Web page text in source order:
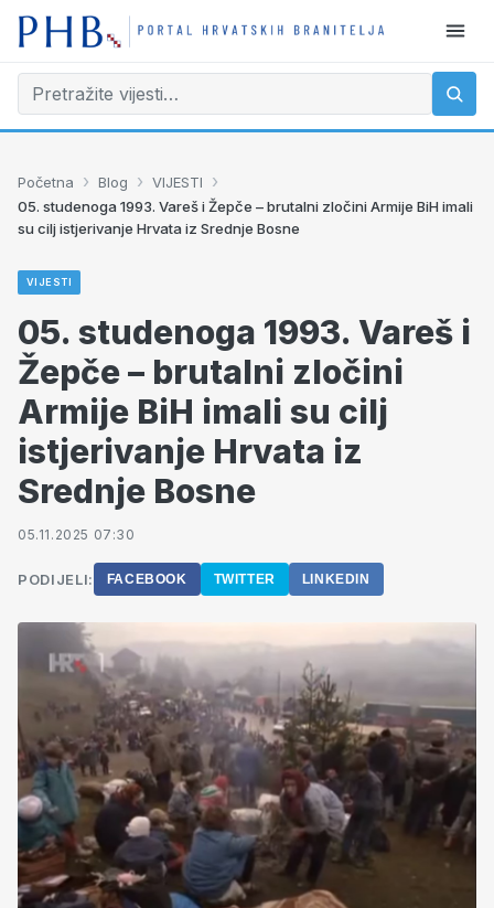
Početna › Blog › VIJESTI ›
05. studenoga 1993. Vareš i Žepče – brutalni zločini Armije BiH imali
su cilj istjerivanje Hrvata iz Srednje Bosne
VIJESTI
05. studenoga 1993. Vareš i
Žepče – brutalni zločini
Armije BiH imali su cilj
istjerivanje Hrvata iz
Srednje Bosne
05.11.2025 07:30
PODIJELI: FACEBOOK TWITTER LINKEDIN